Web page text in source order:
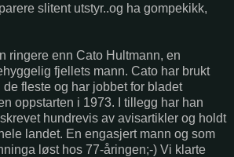
slitent utstyr..og ha gompekikk,
ringere enn Cato Hultmann, en
fjellets mann. Cato har brukt
de fleste og har jobbet for bladet
oppstarten i 1973. I tillegg har han
hundrevis av avisartikler og holdt
landet. En engasjert mann og som
løst hos 77-åringen;-) Vi klarte